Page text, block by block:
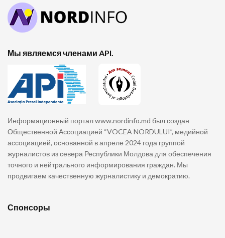
Мы являемся членами API.
Информационный портал www.nordinfo.md был создан
Общественной Ассоциацией “VOCEA NORDULUI”, медийной
ассоциацией, основанной в апреле 2024 года группой
журналистов из севера Республики Молдова для обеспечения
точного и нейтрального информирования граждан. Мы
продвигаем качественную журналистику и демократию.
Спонсоры